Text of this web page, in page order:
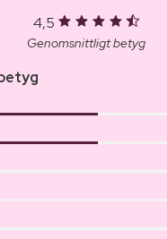
4,5
Genomsnittligt betyg